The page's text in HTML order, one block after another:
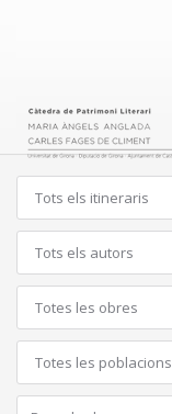
Tots els itineraris
Tots els autors
Totes les obres
Totes les poblacions